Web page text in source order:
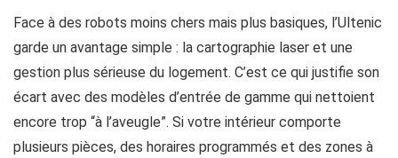
Face à des robots moins chers mais plus basiques, l’Ultenic
garde un avantage simple : la cartographie laser et une
gestion plus sérieuse du logement. C’est ce qui justifie son
écart avec des modèles d’entrée de gamme qui nettoient
encore trop “à l’aveugle”. Si votre intérieur comporte
plusieurs pièces, des horaires programmés et des zones à